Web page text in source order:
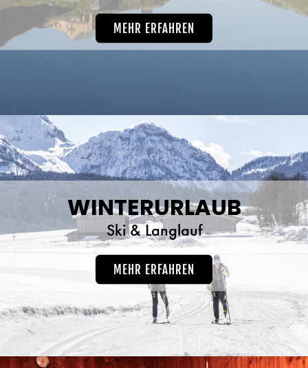
MEHR ERFAHREN
WINTERURLAUB
Ski & Langlauf
MEHR ERFAHREN